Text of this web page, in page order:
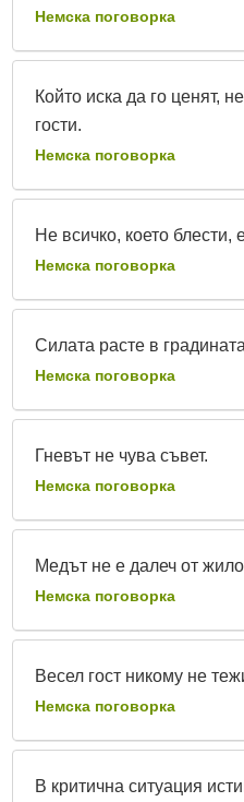
Немска поговорка
Който иска да го ценят,
гости.
Немска поговорка
Не всичко, което блести,
Немска поговорка
Силата расте в
Немска поговорка
Гневът не чува съвет.
Немска поговорка
Медът не е далеч от
Немска поговорка
Весел гост никому не
Немска поговорка
В критична ситуация